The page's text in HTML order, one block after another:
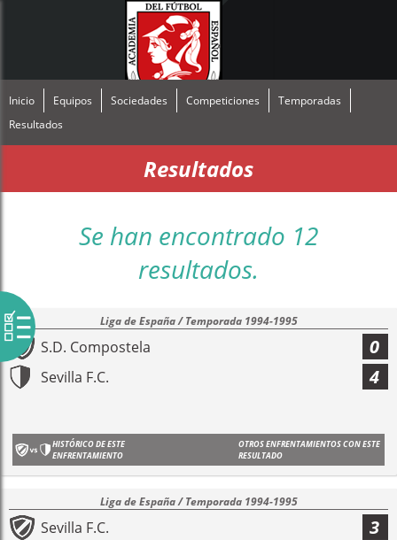
Inicio Equipos Sociedades Competiciones
Temporadas
Resultados
Resultados
Se han encontrado 12
resultados.
Liga de España / Temporada 1994-1995
S.D. Compostela 0
Sevilla F.C. 4
HISTÓRICO DE ESTE
ENFRENTAMIENTO
OTROS ENFRENTAMIENTOS CON ESTE
RESULTADO
Liga de España / Temporada 1994-1995
Sevilla F.C. 3